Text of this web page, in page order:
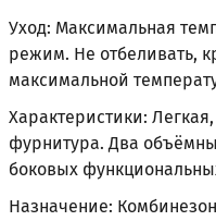
Уход: Максимальная
режим. Не отбеливать,
максимальной
Характеристики:
фурнитура. Два
боковых
Назначение: